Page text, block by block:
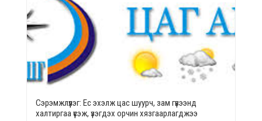
Сэрэмжлүүлэг: Ес эхэлж цас шуурч, зам гүвээнд
халтиргаа үүсэж, үзэгдэх орчин хязгаарлагджээ